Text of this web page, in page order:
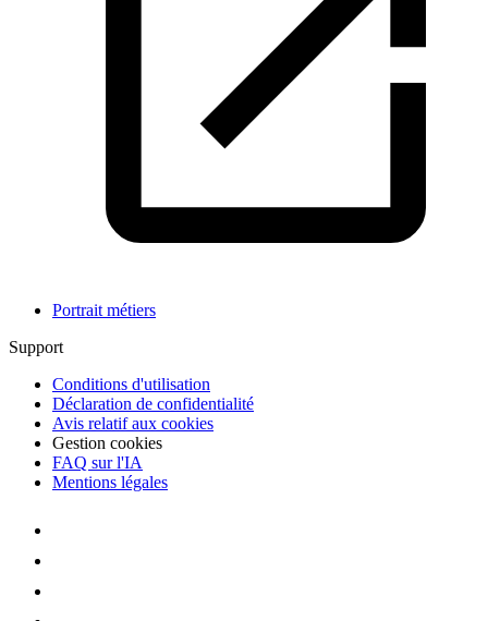
Portrait métiers
Support
Conditions d'utilisation
Déclaration de confidentialité
Avis relatif aux cookies
Gestion cookies
FAQ sur l'IA
Mentions légales